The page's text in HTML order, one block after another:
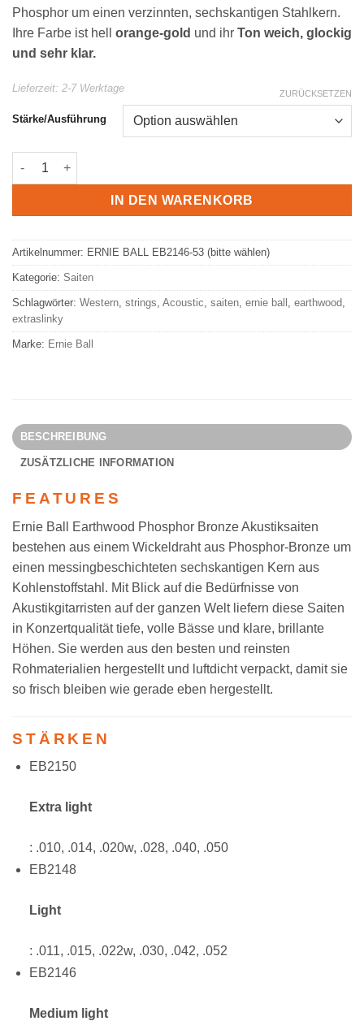
Phosphor um einen verzinnten, sechskantigen Stahlkern.
Ihre Farbe ist hell orange-gold und ihr Ton weich, glockig
und sehr klar.
Lieferzeit: 2-7 Werktage
Stärke/Ausführung
ZURÜCKSETZEN
ERNIE BALL Earthwood Akustik Gitarren-Saiten | Phosphor
IN DEN WARENKORB
Artikelnummer: ERNIE BALL EB2146-53 (bitte wählen)
Kategorie: Saiten
Schlagwörter: Western strings Acoustic saiten ernie ball earthwood
extraslinky
Marke: Ernie Ball
BESCHREIBUNG
ZUSÄTZLICHE INFORMATION
FEATURES
Ernie Ball Earthwood Phosphor Bronze Akustiksaiten
bestehen aus einem Wickeldraht aus Phosphor-Bronze um
einen messingbeschichteten sechskantigen Kern aus
Kohlenstoffstahl. Mit Blick auf die Bedürfnisse von
Akustikgitarristen auf der ganzen Welt liefern diese Saiten
in Konzertqualität tiefe, volle Bässe und klare, brillante
Höhen. Sie werden aus den besten und reinsten
Rohmaterialien hergestellt und luftdicht verpackt, damit sie
so frisch bleiben wie gerade eben hergestellt.
STÄRKEN
EB2150
Extra light
: .010, .014, .020w, .028, .040, .050
EB2148
Light
: .011, .015, .022w, .030, .042, .052
EB2146
Medium light